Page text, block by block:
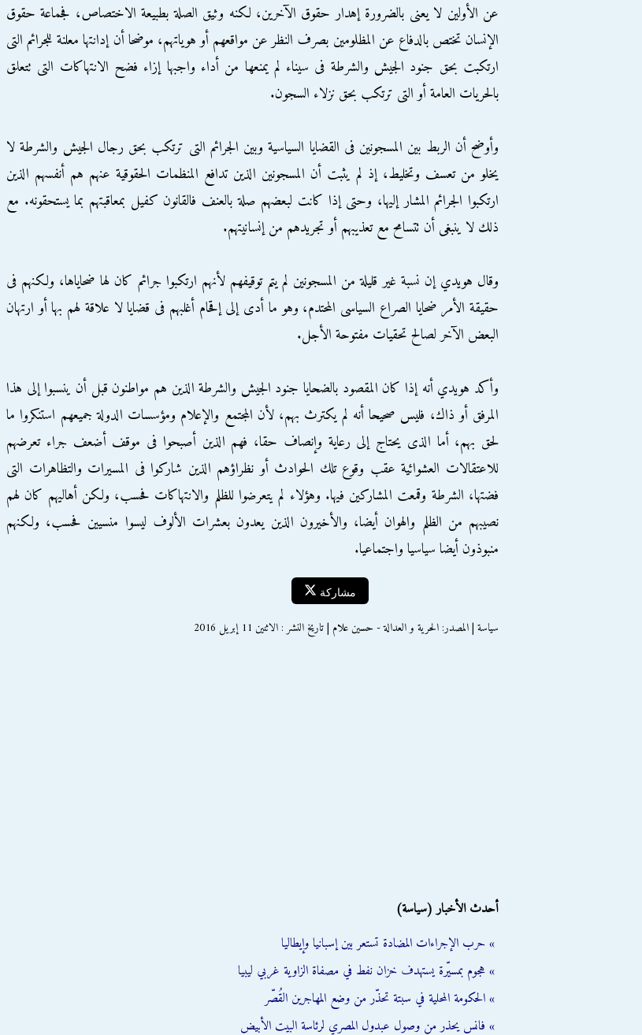
عن الأولين لا يعنى بالضرورة إهدار حقوق الآخرين، لكنه وثيق الصلة بطبيعة الاختصاص، فجماعة حقوق
الإنسان تختص بالدفاع عن المظلومين بصرف النظر عن مواقعهم أو هوياتهم، موضحا أن إدانتها معلنة للجرائم التى
ارتكبت بحق جنود الجيش والشرطة فى سيناء لم يمنعها من أداء واجبها إزاء فضح الانتهاكات التى تتعلق
بالحريات العامة أو التى ترتكب بحق نزلاء السجون.
وأوضح أن الربط بين المسجونين فى القضايا السياسية وبين الجرائم التى ترتكب بحق رجال الجيش والشرطة لا
يخلو من تعسف وتخليط، إذ لم يثبت أن المسجونين الذين تدافع المنظمات الحقوقية عنهم هم أنفسهم الذين
ارتكبوا الجرائم المشار إليها، وحتى إذا كانت لبعضهم صلة بالعنف فالقانون كفيل بمعاقبتهم بما يستحقونه. مع
ذلك لا ينبغى أن تتسامح مع تعذيبهم أو تجريدهم من إنسانيتهم.
وقال هويدي إن نسبة غير قليلة من المسجونين لم يتم توقيفهم لأنهم ارتكبوا جرائم كان لها ضحاياها، ولكنهم فى
حقيقة الأمر ضحايا الصراع السياسى المحتدم، وهو ما أدى إلى إقحام أغلبهم فى قضايا لا علاقة لهم بها أو ارتهان
البعض الآخر لصالح تحقيات مفتوحة الأجل.
وأكد هويدي أنه إذا كان المقصود بالضحايا جنود الجيش والشرطة الذين هم مواطنون قبل أن ينسبوا إلى هذا
المرفق أو ذاك، فليس صحيحا أنه لم يكترث بهم، لأن المجتمع والإعلام ومؤسسات الدولة جميعهم استنكروا ما
لحق بهم، أما الذى يحتاج إلى رعاية وإنصاف حقا، فهم الذين أصبحوا فى موقف أضعف جراء تعرضهم
للاعتقالات العشوائية عقب وقوع تلك الحوادث أو نظراؤهم الذين شاركوا فى المسيرات والتظاهرات التى
فضتها، الشرطة وقمعت المشاركين فيها. وهؤلاء لم يتعرضوا للظلم والانتهاكات فحسب، ولكن أهاليهم كان لهم
نصيبهم من الظلم والهوان أيضا، والأخيرون الذين يعدون بعشرات الألوف ليسوا منسيين فحسب، ولكنهم
منبوذون أيضا سياسيا واجتماعيا.
مشاركة
سياسة | المصدر: الحرية و العدالة - حسين علام | تاريخ النشر : الاثنين 11 إبريل 2016
أحدث الأخبار (سياسة)
» حرب الإجراءات المضادة تستعر بين إسبانيا وإيطاليا
» هجوم بمسيّرة يستهدف خزان نفط في مصفاة الزاوية غربي ليبيا
» الحكومة المحلية في سبتة تحذّر من وضع المهاجرين القُصّر
» فانس يحذر من وصول عبدول المصري لرئاسة البيت الأبيض